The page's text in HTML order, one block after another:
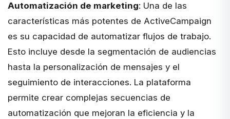
Automatización de marketing: Una de las
características más potentes de ActiveCampaign
es su capacidad de automatizar flujos de trabajo.
Esto incluye desde la segmentación de audiencias
hasta la personalización de mensajes y el
seguimiento de interacciones. La plataforma
permite crear complejas secuencias de
automatización que mejoran la eficiencia y la